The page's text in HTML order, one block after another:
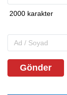
Gönder